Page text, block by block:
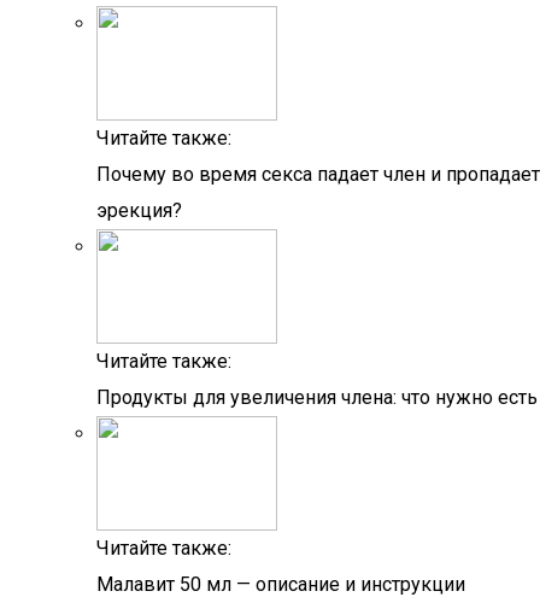
Читайте также:
Почему во время секса падает член и пропадает
эрекция?
Читайте также:
Продукты для увеличения члена: что нужно есть
Читайте также:
Малавит 50 мл — описание и инструкции